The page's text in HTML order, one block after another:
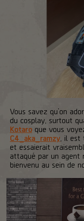
Vous savez qu’on
du cosplay, surtout
Kotaro que vous
C4_aka_ramzy , il
et essaierait
attaqué par un agent
bienvenu au sein de